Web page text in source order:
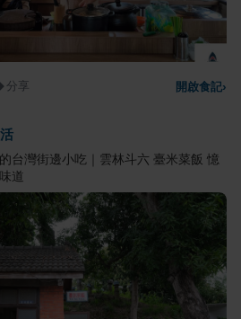
分享 開啟食記›
台灣街邊小吃｜雲林斗六 臺米菜飯 憶
道